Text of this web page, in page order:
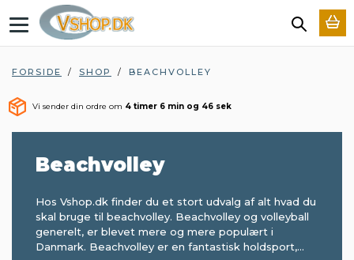
T
g
l
e
n
FORSIDE / SHOP / BEACHVOLLEY
Vi sender din ordre om 4 timer 6 min og 46 sek
Beachvolley
Hos Vshop.dk finder du et stort udvalg af alt hvad du
skal bruge til beachvolley. Beachvolley og volleyball
generelt, er blevet mere og mere populært i
Danmark. Beachvolley er en fantastisk holdsport,...